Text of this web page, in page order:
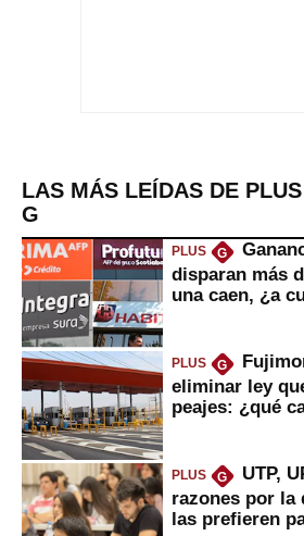
LAS MÁS LEÍDAS DE PLUS
G
PLUS G
disparan más
una caen, ¿a
PLUS G
eliminar ley
peajes: ¿qué
PLUS G
UTP,
razones por la
las prefieren